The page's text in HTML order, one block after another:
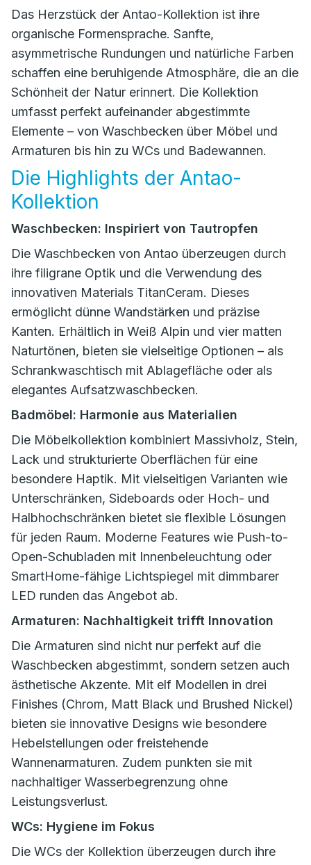
Das Herzstück der Antao-Kollektion ist ihre
organische Formensprache. Sanfte,
asymmetrische Rundungen und natürliche Farben
schaffen eine beruhigende Atmosphäre, die an die
Schönheit der Natur erinnert. Die Kollektion
umfasst perfekt aufeinander abgestimmte
Elemente – von Waschbecken über Möbel und
Armaturen bis hin zu WCs und Badewannen.
Die Highlights der Antao-
Kollektion
Waschbecken: Inspiriert von Tautropfen
Die Waschbecken von Antao überzeugen durch
ihre filigrane Optik und die Verwendung des
innovativen Materials TitanCeram. Dieses
ermöglicht dünne Wandstärken und präzise
Kanten. Erhältlich in Weiß Alpin und vier matten
Naturtönen, bieten sie vielseitige Optionen – als
Schrankwaschtisch mit Ablagefläche oder als
elegantes Aufsatzwaschbecken.
Badmöbel: Harmonie aus Materialien
Die Möbelkollektion kombiniert Massivholz, Stein,
Lack und strukturierte Oberflächen für eine
besondere Haptik. Mit vielseitigen Varianten wie
Unterschränken, Sideboards oder Hoch- und
Halbhochschränken bietet sie flexible Lösungen
für jeden Raum. Moderne Features wie Push-to-
Open-Schubladen mit Innenbeleuchtung oder
SmartHome-fähige Lichtspiegel mit dimmbarer
LED runden das Angebot ab.
Armaturen: Nachhaltigkeit trifft Innovation
Die Armaturen sind nicht nur perfekt auf die
Waschbecken abgestimmt, sondern setzen auch
ästhetische Akzente. Mit elf Modellen in drei
Finishes (Chrom, Matt Black und Brushed Nickel)
bieten sie innovative Designs wie besondere
Hebelstellungen oder freistehende
Wannenarmaturen. Zudem punkten sie mit
nachhaltiger Wasserbegrenzung ohne
Leistungsverlust.
WCs: Hygiene im Fokus
Die WCs der Kollektion überzeugen durch ihre